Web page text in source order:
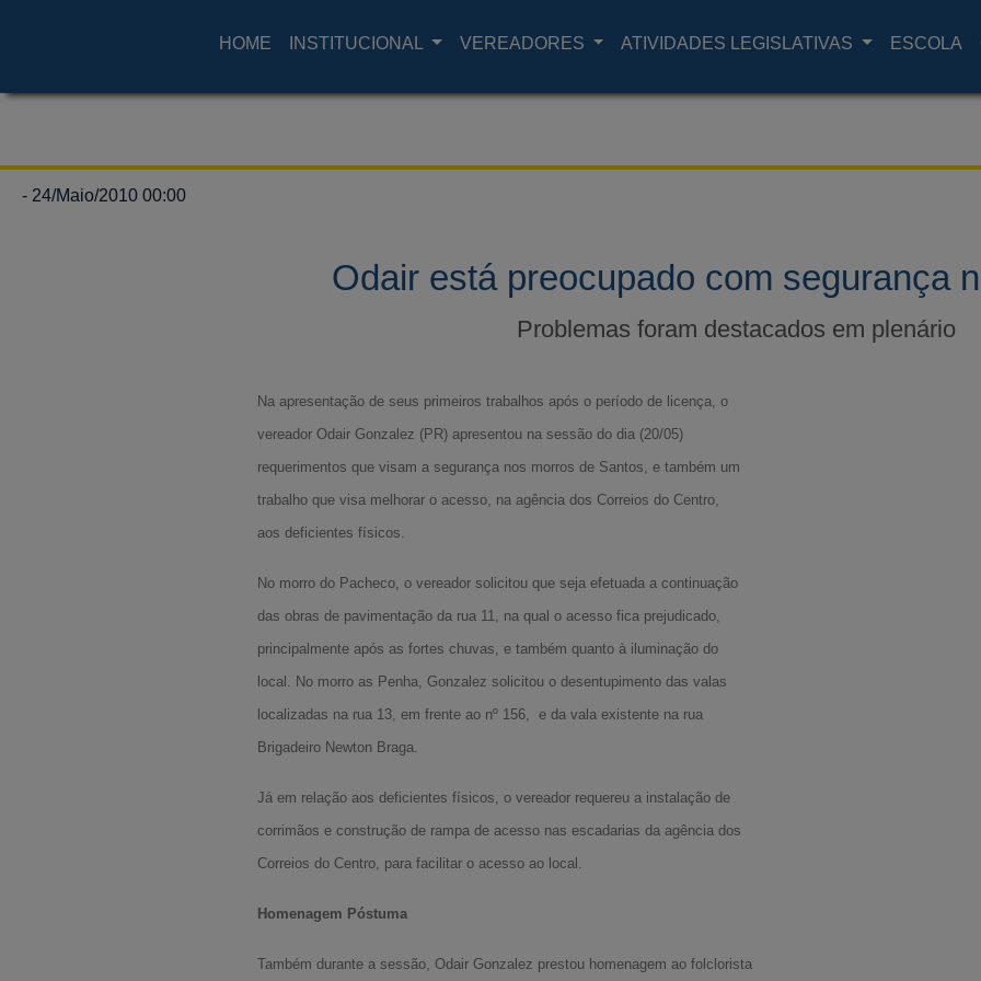
HOME INSTITUCIONAL VEREADORES ATIVIDADES LEGISLATIVAS ESCOLA
- 24/Maio/2010 00:00
Odair está preocupado com segurança
Problemas foram destacados em plenário
Na apresentação de seus primeiros trabalhos após o período de licença, o
vereador Odair Gonzalez (PR) apresentou na sessão do dia (20/05)
requerimentos que visam a segurança nos morros de Santos, e também um
trabalho que visa melhorar o acesso, na agência dos Correios do Centro,
aos deficientes físicos.
No morro do Pacheco, o vereador solicitou que seja efetuada a continuação
das obras de pavimentação da rua 11, na qual o acesso fica prejudicado,
principalmente após as fortes chuvas, e também quanto à iluminação do
local. No morro as Penha, Gonzalez solicitou o desentupimento das valas
localizadas na rua 13, em frente ao nº 156, e da vala existente na rua
Brigadeiro Newton Braga.
Já em relação aos deficientes físicos, o vereador requereu a instalação de
corrimãos e construção de rampa de acesso nas escadarias da agência dos
Correios do Centro, para facilitar o acesso ao local.
Homenagem Póstuma
Também durante a sessão, Odair Gonzalez prestou homenagem ao folclorista